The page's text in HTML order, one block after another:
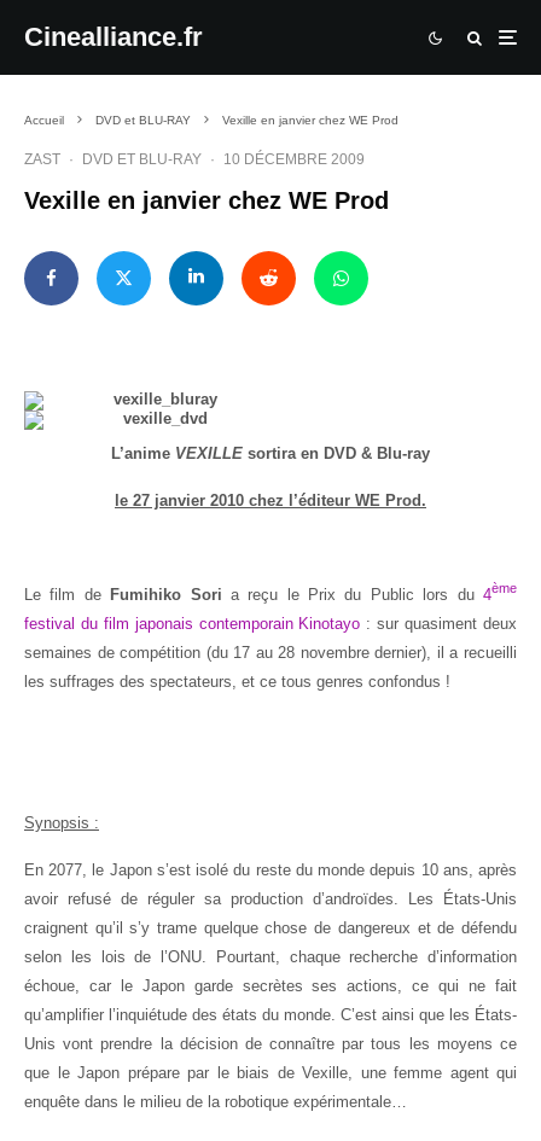
Cinealliance.fr
Accueil DVD et BLU-RAY Vexille en janvier chez WE Prod
ZAST · DVD ET BLU-RAY · 10 DÉCEMBRE 2009
Vexille en janvier chez WE Prod
L’anime VEXILLE sortira en DVD & Blu-ray
le 27 janvier 2010 chez l’éditeur WE Prod.
Le film de Fumihiko Sori a reçu le Prix du Public lors du4ème
festival du film japonais contemporain Kinotayo : sur quasiment deux
semaines de compétition (du 17 au 28 novembre dernier), il a recueilli
les suffrages des spectateurs, et ce tous genres confondus !
Synopsis :
En 2077, le Japon s’est isolé du reste du monde depuis 10 ans, après
avoir refusé de réguler sa production d’androïdes. Les États-Unis
craignent qu’il s’y trame quelque chose de dangereux et de défendu
selon les lois de l’ONU. Pourtant, chaque recherche d’information
échoue, car le Japon garde secrètes ses actions, ce qui ne fait
qu’amplifier l’inquiétude des états du monde. C’est ainsi que les États-
Unis vont prendre la décision de connaître par tous les moyens ce
que le Japon prépare par le biais de Vexille, une femme agent qui
enquête dans le milieu de la robotique expérimentale…